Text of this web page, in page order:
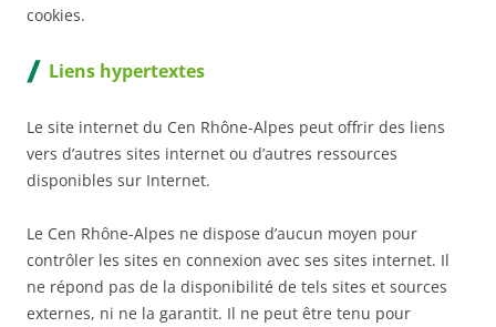
cookies.
Liens hypertextes
Le site internet du Cen Rhône-Alpes peut offrir des liens
vers d’autres sites internet ou d’autres ressources
disponibles sur Internet.
Le Cen Rhône-Alpes ne dispose d’aucun moyen pour
contrôler les sites en connexion avec ses sites internet. Il
ne répond pas de la disponibilité de tels sites et sources
externes, ni ne la garantit. Il ne peut être tenu pour